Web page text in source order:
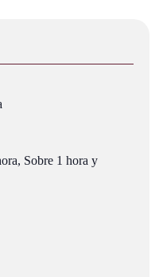
Sobre 1 hora y